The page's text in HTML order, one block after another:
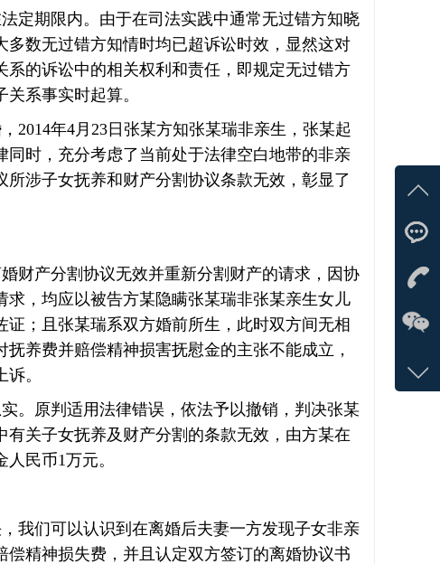
定期限内。由于在司法实践中通常无过错方知晓
数无过错方知情时均已超诉讼时效，显然这对
的诉讼中的相关权利和责任，即规定无过错方
系事实时起算。
2014年4月23日张某方知张某瑞非亲生，张某起
时，充分考虑了当前处于法律空白地带的非亲
涉子女抚养和财产分割协议条款无效，彰显了
财产分割协议无效并重新分割财产的请求，因协
，均应以被告方某隐瞒张某瑞非张某亲生女儿
；且张某瑞系双方婚前所生，此时双方间无相
养费并赔偿精神损害抚慰金的主张不能成立，
。
。原判适用法律错误，依法予以撤销，判决张某
有关子女抚养及财产分割的条款无效，由方某在
民币1万元。
我们可以认识到在离婚后夫妻一方发现子女非亲
精神损失费，并且认定双方签订的离婚协议书
在
立即